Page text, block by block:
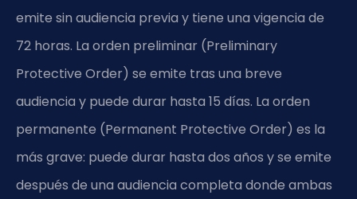
emite sin audiencia previa y tiene una vigencia de
72 horas. La orden preliminar (Preliminary
Protective Order) se emite tras una breve
audiencia y puede durar hasta 15 días. La orden
permanente (Permanent Protective Order) es la
más grave: puede durar hasta dos años y se emite
después de una audiencia completa donde ambas